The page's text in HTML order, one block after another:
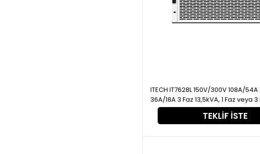
TEKLIF İSTE
ITECH IT7628L 150V/300V 108A/54A 1 Faz
36A/18A 3 Faz 13,5kVA, 1 Faz veya 3 Faz, 37U raf
Programlanabilir AC Güç kaynağı